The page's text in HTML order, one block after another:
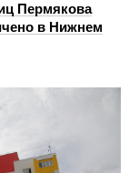
Пермякова
в Нижнем